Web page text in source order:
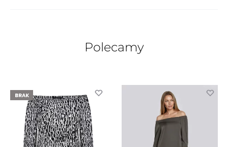
Polecamy
BRAK